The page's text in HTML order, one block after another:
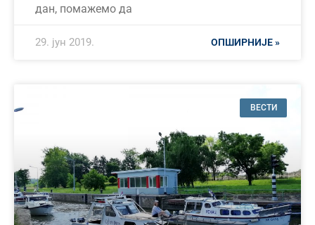
дан, помажемо да
ОПШИРНИЈЕ »
29. јун 2019.
ВЕСТИ